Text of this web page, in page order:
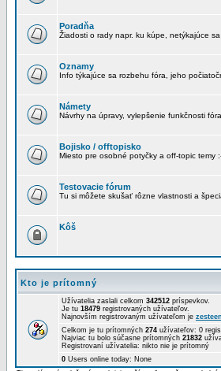
Poradňa
Žiadosti o rady napr. ku kúpe, netýkajúce
Oznamy
Info týkajúce sa rozbehu fóra, jeho
Námety
Návrhy na úpravy, vylepšenie funkčnosti fóra
Bojisko / offtopisko
Miesto pre osobné potyčky a off-topic temy
Testovacie fórum
Tu si môžete skušať rôzne vlastnosti a
Kôš
Kto je prítomný
Užívatelia zaslali celkom 342512 príspevkov.
Je tu 18479 registrovaných užívateľov.
Najnovším registrovaným užívateľom je
Celkom je tu prítomných 274 užívateľov: 0
Najviac tu bolo súčasne prítomných 21832
Registrovaní užívatelia: nikto nie je prítomný
0 Users online today: None